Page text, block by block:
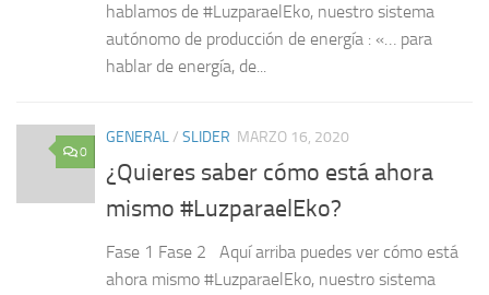
hablamos de #LuzparaelEko, nuestro sistema
autónomo de producción de energía : «… para
hablar de energía, de...
0
GENERAL/ SLIDER MARZO 16, 2020
¿Quieres saber cómo está ahora
mismo #LuzparaelEko?
Fase 1 Fase 2 Aquí arriba puedes ver cómo está
ahora mismo #LuzparaelEko, nuestro sistema